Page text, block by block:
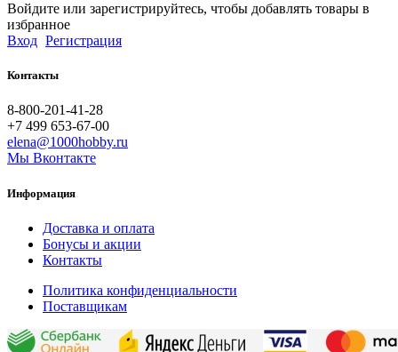
Войдите или зарегистрируйтесь, чтобы добавлять товары в
избранное
Вход Регистрация
Контакты
8-800-201-41-28
+7 499 653-67-00
elena@1000hobby.ru
Мы Вконтакте
Информация
Доставка и оплата
Бонусы и акции
Контакты
Политика конфиденциальности
Поставщикам